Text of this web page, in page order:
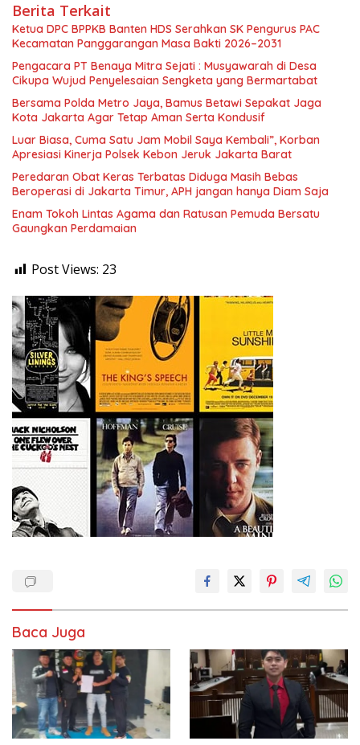
Berita Terkait
Ketua DPC BPPKB Banten HDS Serahkan SK Pengurus PAC
Kecamatan Panggarangan Masa Bakti 2026–2031
Pengacara PT Benaya Mitra Sejati : Musyawarah di Desa
Cikupa Wujud Penyelesaian Sengketa yang Bermartabat
Bersama Polda Metro Jaya, Bamus Betawi Sepakat Jaga
Kota Jakarta Agar Tetap Aman Serta Kondusif
Luar Biasa, Cuma Satu Jam Mobil Saya Kembali”, Korban
Apresiasi Kinerja Polsek Kebon Jeruk Jakarta Barat
Peredaran Obat Keras Terbatas Diduga Masih Bebas
Beroperasi di Jakarta Timur, APH jangan hanya Diam Saja
Enam Tokoh Lintas Agama dan Ratusan Pemuda Bersatu
Gaungkan Perdamaian
Post Views: 23
Baca Juga